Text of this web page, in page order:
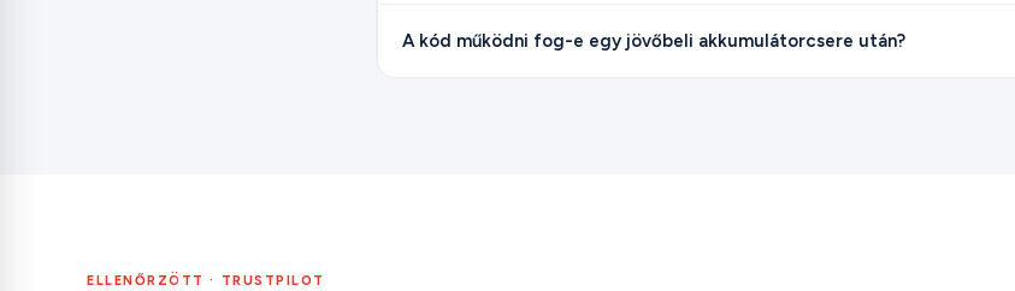
A kód működni fog-e egy jövőbeli akkumulátorcsere után?
ELLENŐRZÖTT · TRUSTPILOT